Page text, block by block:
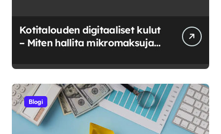
Kotitalouden digitaaliset kulut
– Miten hallita mikromaksuja
Blogi